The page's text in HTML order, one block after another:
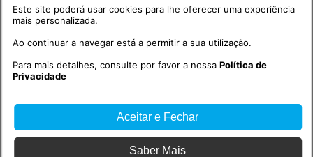
Este site poderá usar cookies para lhe oferecer uma experiência
mais personalizada.
Ao continuar a navegar está a permitir a sua utilização.
Para mais detalhes, consulte por favor a nossaPolítica de
Privacidade
Aceitar e Fechar
Saber Mais